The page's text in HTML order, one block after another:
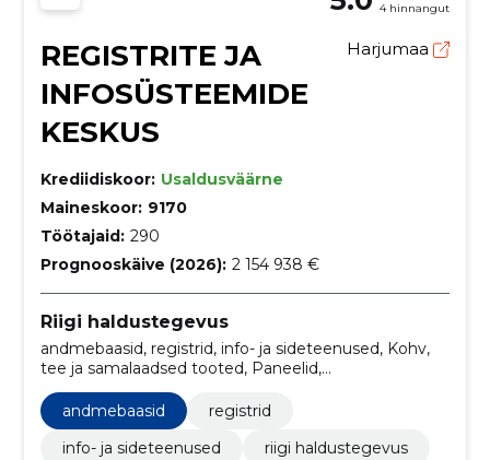
4 hinnangut
REGISTRITE JA
INFOSÜSTEEMIDE
KESKUS
Harjumaa
Krediidiskoor: Usaldusväärne
Maineskoor: 9170
Töötajaid: 290
Prognooskäive (2026): 2 154 938 €
Riigi haldustegevus
andmebaasid, registrid, info- ja sideteenused, Kohv,
tee ja samalaadsed tooted, Paneelid,
Infosüsteemid, Serverid, Kontorimasinate hooldus ja
remont
andmebaasid
registrid
info- ja sideteenused
riigi haldustegevus